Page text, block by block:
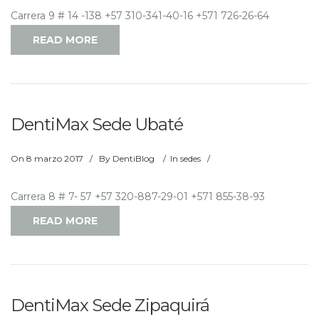
Carrera 9 # 14 -138 +57 310-341-40-16 +571 726-26-64
READ MORE
DentiMax Sede Ubaté
On 8 marzo 2017 / By DentiBlog / In sedes /
Carrera 8 # 7- 57 +57 320-887-29-01 +571 855-38-93
READ MORE
DentiMax Sede Zipaquirá